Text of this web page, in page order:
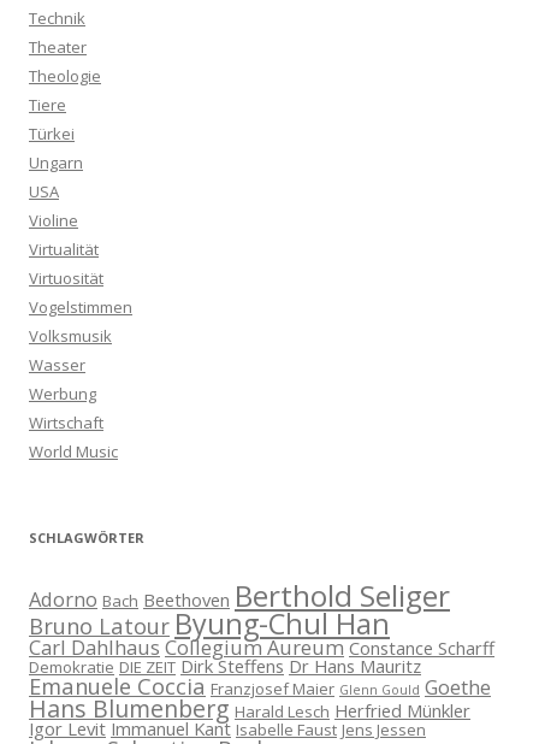
Technik
Theater
Theologie
Tiere
Türkei
Ungarn
USA
Violine
Virtualität
Virtuosität
Vogelstimmen
Volksmusik
Wasser
Werbung
Wirtschaft
World Music
SCHLAGWÖRTER
Adorno Bach Beethoven Berthold Seliger
Bruno Latour Byung-Chul Han
Carl Dahlhaus Collegium Aureum Constance Scharff
Demokratie DIE ZEIT Dirk Steffens Dr Hans Mauritz
Emanuele Coccia Franzjosef Maier Glenn Gould Goethe
Hans Blumenberg Harald Lesch Herfried Münkler
Igor Levit Immanuel Kant Isabelle Faust Jens Jessen